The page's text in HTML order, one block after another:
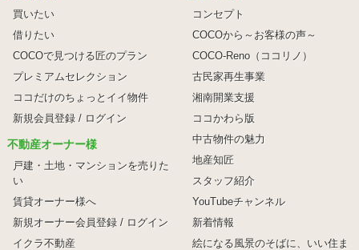
買いたい
借りたい
COCOで見つける匠のプラン
プレミアムセレクション
ココだけのちょっとイイ物件
新規会員登録 / ログイン
不動産オーナー様
戸建・土地・マンションを売りた
い
賃貸オーナー様へ
新規オーナー会員登録 / ログイン
イクラ不動産
コンセプト
COCOから～お客様の声～
COCO-Reno（ココリノ）
古民家再生事業
湘南開業支援
ココかわら版
中古物件の魅力
地産知匠
スタッフ紹介
YouTubeチャンネル
新着情報
絵になる風景のそばに、 いい住ま